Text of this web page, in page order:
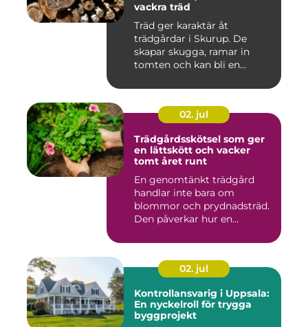
vackra träd
Träd ger karaktär åt
trädgårdar i Skurup. De
skapar skugga, ramar in
tomten och kan bli en
02. jul
Trädgårdsskötsel som ger
en lättskött och vacker
tomt året runt
En genomtänkt trädgård
handlar inte bara om
blommor och prydnadsträd.
Den påverkar hur en
02. jul
Kontrollansvarig i Uppsala:
En nyckelroll för trygga
byggprojekt